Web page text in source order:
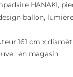
HANAKI,
ballon,
161 cm x
: en magasin